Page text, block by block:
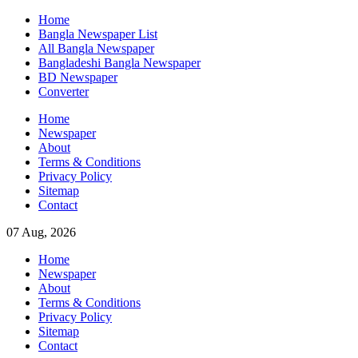
Skip
content
Home
Bangla Newspaper List
All Bangla Newspaper
Bangladeshi Bangla Newspaper
BD Newspaper
Converter
Home
Newspaper
About
Terms & Conditions
Privacy Policy
Sitemap
Contact
07 Aug, 2026
Home
Newspaper
About
Terms & Conditions
Privacy Policy
Sitemap
Contact